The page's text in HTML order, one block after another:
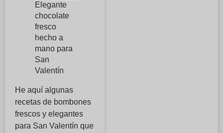
Elegante
chocolate
fresco
hecho a
mano para
San
Valentín
He aquí algunas
recetas de bombones
frescos y elegantes
para San Valentín que